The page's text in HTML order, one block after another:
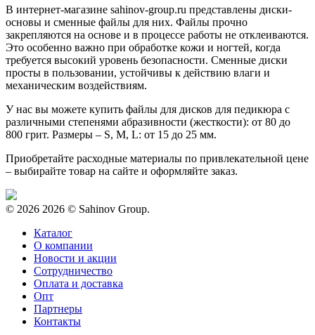
В интернет-магазине sahinov-group.ru представлены диски-
основы и сменные файлы для них. Файлы прочно
закрепляются на основе и в процессе работы не отклеиваются.
Это особенно важно при обработке кожи и ногтей, когда
требуется высокий уровень безопасности. Сменные диски
просты в пользовании, устойчивы к действию влаги и
механическим воздействиям.
У нас вы можете купить файлы для дисков для педикюра с
различными степенями абразивности (жесткости): от 80 до
800 грит. Размеры – S, M, L: от 15 до 25 мм.
Приобретайте расходные материалы по привлекательной цене
– выбирайте товар на сайте и оформляйте заказ.
© 2026 2026 © Sahinov Group.
Каталог
О компании
Новости и акции
Сотрудничество
Оплата и доставка
Опт
Партнеры
Контакты